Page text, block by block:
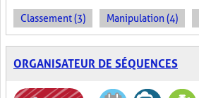
Classement (3) Manipulation (4)
ORGANISATEUR DE SÉQUENCES